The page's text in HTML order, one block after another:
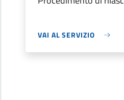
VAI AL SERVIZIO